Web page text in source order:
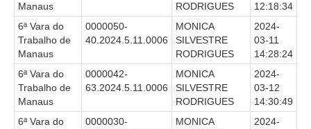
Manaus
RODRIGUES
12:18:34
6ª Vara do
Trabalho de
Manaus
0000050-
40.2024.5.11.0006
MONICA
SILVESTRE
RODRIGUES
2024-
03-11
14:28:24
6ª Vara do
Trabalho de
Manaus
0000042-
63.2024.5.11.0006
MONICA
SILVESTRE
RODRIGUES
2024-
03-12
14:30:49
6ª Vara do
0000030-
MONICA
2024-